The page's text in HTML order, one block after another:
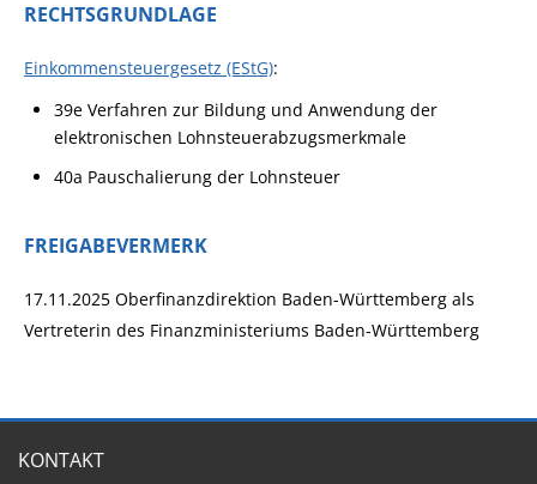
RECHTSGRUNDLAGE
Einkommensteuergesetz (EStG):
39e Verfahren zur Bildung und Anwendung der
elektronischen Lohnsteuerabzugsmerkmale
40a Pauschalierung der Lohnsteuer
FREIGABEVERMERK
17.11.2025 Oberfinanzdirektion Baden-Württemberg als
Vertreterin des Finanzministeriums Baden-Württemberg
KONTAKT